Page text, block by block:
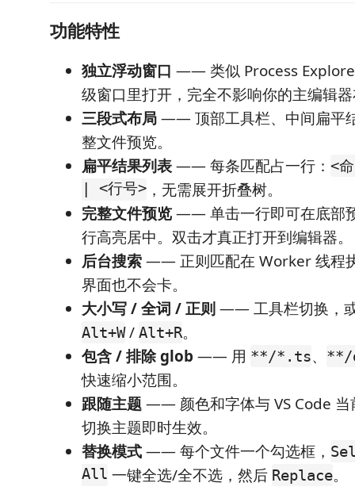
功能特性
独立浮动窗口 —— 类似 Process
级窗口里打开，完全不影响你的主编辑
三段式布局—— 顶部工具栏、中间扁平
整文件预览。
扁平结果列表—— 每条匹配占一行： <
| <行号> ，无需展开折叠树。
完整文件预览—— 单击一行即可在底部
行高亮居中。双击才真正打开到编辑器。
后台搜索—— 正则匹配在 Worker 线程
界面也不会卡。
大小写 / 全词 / 正则—— 工具栏切换，
Alt+W/ Alt+R。
包含 / 排除 glob —— 用 **/*.ts、
快速缩小范围。
跟随主题—— 颜色和字体与 VS Code 当
切换主题即时生效。
替换模式—— 每个文件一个勾选框，
All 一键全选/全不选，然后 Replace。